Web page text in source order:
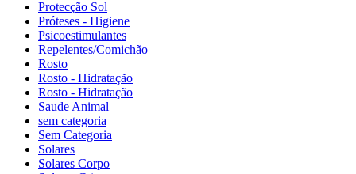
Protecção Sol
Próteses - Higiene
Psicoestimulantes
Repelentes/Comichão
Rosto
Rosto - Hidratação
Rosto - Hidratação
Saude Animal
sem categoria
Sem Categoria
Solares
Solares Corpo